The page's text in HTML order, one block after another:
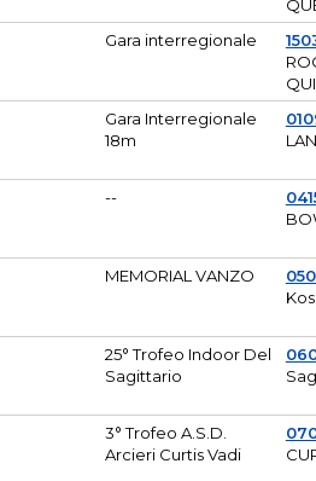
Gara interregionale
Gara Interregionale
18m
--
MEMORIAL VANZO
25° Trofeo Indoor Del
Sagittario
3° Trofeo A.S.D.
Arcieri Curtis Vadi